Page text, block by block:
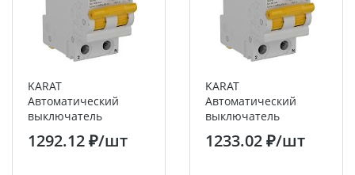
KARAT
Автоматический
выключатель
дифференциального
тока АВДТ32 C32
1292.12 ₽/шт
KARAT
Автоматический
выключатель
дифференциального
тока АВДТ32 B16 30мА
1233.02 ₽/шт